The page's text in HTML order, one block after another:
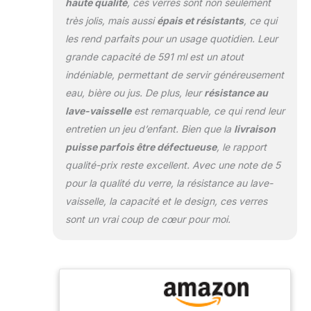
juste parfaits pour
préparer et servir de
délicieux cocktails, des
boissons
boissons froides
glacées, du thé, du jus,
de la bière, des
smoothies et d'autres
boissons fraîches dans
votre bar, pub ou
restaurant. Artisanat
authentique : notre
ensemble de verres est
le résultat d'un véritable
savoir-faire artisanal,
attention portée aux
détails pour vous offrir
une expérience unique
très jolis, mais aussiépais et résistants, ce qui
les rend parfaits pour un usage quotidien. Leur
grande capacité de 591 ml est un atout
indéniable, permettant de servir généreusement
eau, bière ou jus. De plus, leurrésistance au
lave-vaisselleest remarquable, ce qui rend leur
entretien un jeu d’enfant. Bien que la livraison
puisse parfois être défectueuse, le rapport
qualité-prix reste excellent. Avec une note de 5
pour la qualité du verre, la résistance au lave-
vaisselle, la capacité et le design, ces verres
sont un vrai coup de cœur pour moi.